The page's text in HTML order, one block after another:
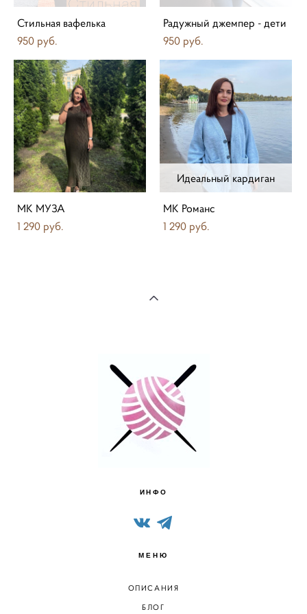
Стильная вафелька
950 pуб.
Радужный джемпер - дети
950 pуб.
МК МУЗА
1 290 pуб.
Идеальный кардиган
МК Романс
1 290 pуб.
ИНФО
МЕНЮ
ОПИСАНИЯ
БЛОГ